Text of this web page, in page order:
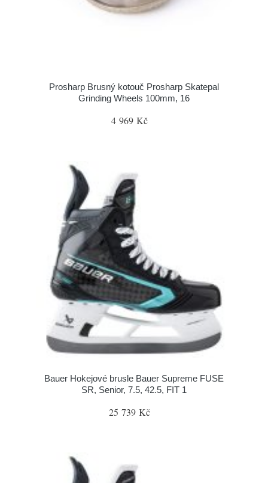
Prosharp Brusný kotouč Prosharp Skatepal
Grinding Wheels 100mm, 16
4 969 Kč
Bauer Hokejové brusle Bauer Supreme FUSE
SR, Senior, 7.5, 42.5, FIT 1
25 739 Kč